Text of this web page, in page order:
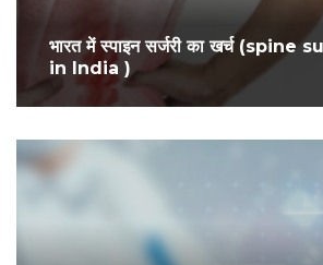
भारत में स्पाइन सर्जरी का खर्च
in India )